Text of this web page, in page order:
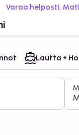
Varaa helposti.
Lautta +